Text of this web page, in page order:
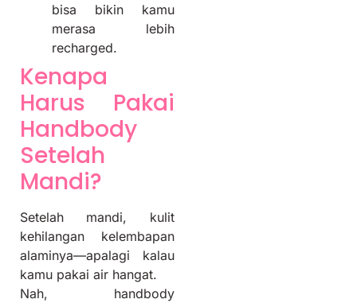
bisa bikin kamu
merasa lebih
recharged.
Kenapa
Harus Pakai
Handbody
Setelah
Mandi?
Setelah mandi, kulit
kehilangan kelembapan
alaminya—apalagi kalau
kamu pakai air hangat.
Nah, handbody